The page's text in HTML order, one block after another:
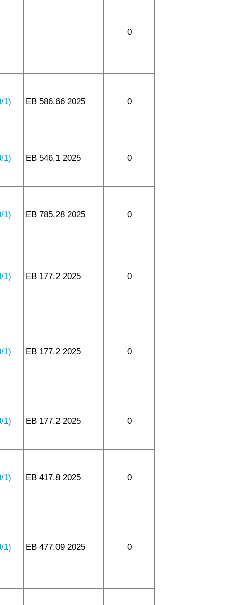
0
1) EB 586.66 2025 0
1) EB 546.1 2025 0
1) EB 785.28 2025 0
1) EB 177.2 2025 0
1) EB 177.2 2025 0
1) EB 177.2 2025 0
1) EB 417.8 2025 0
1) EB 477.09 2025 0